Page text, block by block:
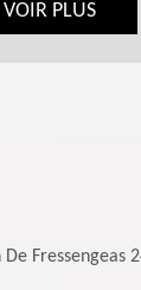
VOIR PLUS
Fressengeas